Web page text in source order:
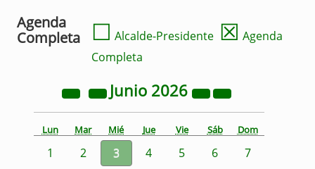
Agenda
Completa
☐ Alcalde-Presidente ☒ Agenda
Completa
Junio 2026
Lun Mar Mié Jue Vie Sáb Dom
1 2 3 4 5 6
7